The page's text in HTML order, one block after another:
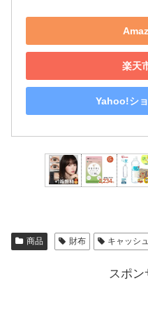
楽天
Yahoo!シ
商品 財布 キャッシ
スポン